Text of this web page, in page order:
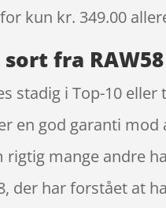
for kun kr. 349.00
sort fra RAW58
stadig i Top-10
en god garanti
mange andre
der har forstået at